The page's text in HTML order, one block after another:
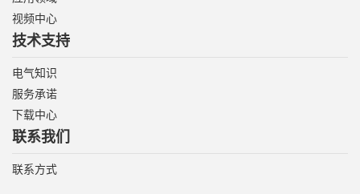
视频中心
技术支持
电气知识
服务承诺
下载中心
联系我们
联系方式